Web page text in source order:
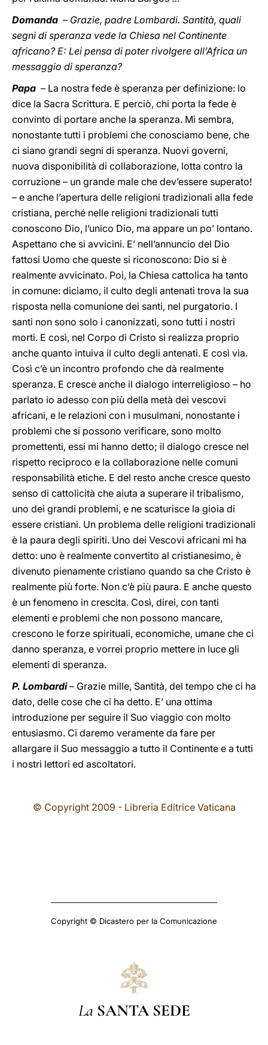
Domanda – Grazie, padre Lombardi. Santità, quali
segni di speranza vede la Chiesa nel Continente
africano? E: Lei pensa di poter rivolgere all’Africa un
messaggio di speranza?
Papa – La nostra fede è speranza per definizione: lo
dice la Sacra Scrittura. E perciò, chi porta la fede è
convinto di portare anche la speranza. Mi sembra,
nonostante tutti i problemi che conosciamo bene, che
ci siano grandi segni di speranza. Nuovi governi,
nuova disponibilità di collaborazione, lotta contro la
corruzione – un grande male che dev’essere superato!
– e anche l’apertura delle religioni tradizionali alla fede
cristiana, perché nelle religioni tradizionali tutti
conoscono Dio, l’unico Dio, ma appare un po’ lontano.
Aspettano che si avvicini. E’ nell’annuncio del Dio
fattosi Uomo che queste si riconoscono: Dio si è
realmente avvicinato. Poi, la Chiesa cattolica ha tanto
in comune: diciamo, il culto degli antenati trova la sua
risposta nella comunione dei santi, nel purgatorio. I
santi non sono solo i canonizzati, sono tutti i nostri
morti. E così, nel Corpo di Cristo si realizza proprio
anche quanto intuiva il culto degli antenati. E così via.
Così c’è un incontro profondo che dà realmente
speranza. E cresce anche il dialogo interreligioso – ho
parlato io adesso con più della metà dei vescovi
africani, e le relazioni con i musulmani, nonostante i
problemi che si possono verificare, sono molto
promettenti, essi mi hanno detto; il dialogo cresce nel
rispetto reciproco e la collaborazione nelle comuni
responsabilità etiche. E del resto anche cresce questo
senso di cattolicità che aiuta a superare il tribalismo,
uno dei grandi problemi, e ne scaturisce la gioia di
essere cristiani. Un problema delle religioni tradizionali
è la paura degli spiriti. Uno dei Vescovi africani mi ha
detto: uno è realmente convertito al cristianesimo, è
divenuto pienamente cristiano quando sa che Cristo è
realmente più forte. Non c’è più paura. E anche questo
è un fenomeno in crescita. Così, direi, con tanti
elementi e problemi che non possono mancare,
crescono le forze spirituali, economiche, umane che ci
danno speranza, e vorrei proprio mettere in luce gli
elementi di speranza.
P. Lombardi– Grazie mille, Santità, del tempo che ci ha
dato, delle cose che ci ha detto. E’ una ottima
introduzione per seguire il Suo viaggio con molto
entusiasmo. Ci daremo veramente da fare per
allargare il Suo messaggio a tutto il Continente e a tutti
i nostri lettori ed ascoltatori.
© Copyright 2009 - Libreria Editrice Vaticana
Copyright © Dicastero per la Comunicazione
La SANTA SEDE